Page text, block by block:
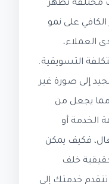
مختلفة تظهر
على نمو
العملاء،
التسويقية.
إلى صورة غير
مما يجعل من
الخدمة أو
فكيف يمكن
خلف
تتقدم خدمتك إلى